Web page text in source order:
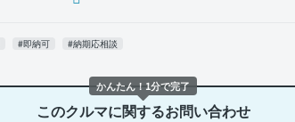
#即納可 #納期応相談
このクルマに関するお問い合わせ
かんたん！1分で完了